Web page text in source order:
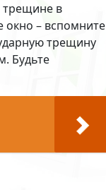
трещине в
окно – вспомните
трещину
Будьте